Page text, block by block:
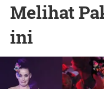
Melihat
ini